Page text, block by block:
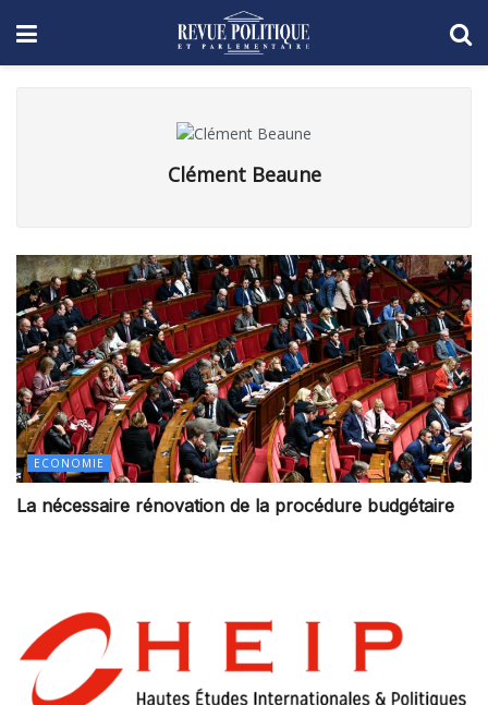
Clément Beaune
ECONOMIE
La nécessaire rénovation de la procédure budgétaire